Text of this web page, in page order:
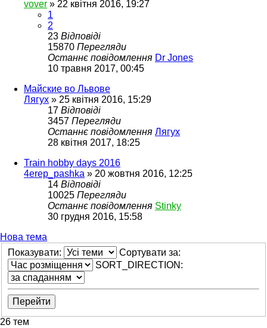
vover » 22 квітня 2016, 19:27
1
2
23 Відповіді
15870 Перегляди
Останнє повідомлення Dr Jones
10 травня 2017, 00:45
Майские во Львове
Лягух » 25 квітня 2016, 15:29
17 Відповіді
3457 Перегляди
Останнє повідомлення Лягух
28 квітня 2017, 18:25
Train hobby days 2016
4erep_pashka » 20 жовтня 2016, 12:25
14 Відповіді
10025 Перегляди
Останнє повідомлення Stinky
30 грудня 2016, 15:58
Нова тема
Показувати:
Сортувати за:
SORT_DIRECTION:
26 тем